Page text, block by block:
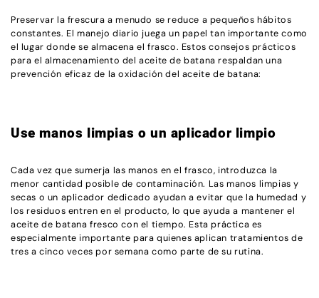
Preservar la frescura a menudo se reduce a pequeños hábitos
constantes. El manejo diario juega un papel tan importante como
el lugar donde se almacena el frasco. Estos consejos prácticos
para el almacenamiento del aceite de batana respaldan una
prevención eficaz de la oxidación del aceite de batana:
Use manos limpias o un aplicador limpio
Cada vez que sumerja las manos en el frasco, introduzca la
menor cantidad posible de contaminación. Las manos limpias y
secas o un aplicador dedicado ayudan a evitar que la humedad y
los residuos entren en el producto, lo que ayuda a mantener el
aceite de batana fresco con el tiempo. Esta práctica es
especialmente importante para quienes aplican tratamientos de
tres a cinco veces por semana como parte de su rutina.